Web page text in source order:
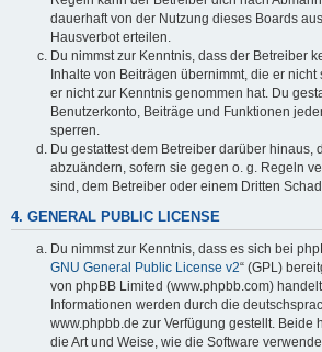
dauerhaft von der Nutzung dieses Boards
Hausverbot erteilen.
Du nimmst zur Kenntnis, dass der Betreiber
Inhalte von Beiträgen übernimmt, die er nicht
er nicht zur Kenntnis genommen hat. Du
Benutzerkonto, Beiträge und Funktionen
sperren.
Du gestattest dem Betreiber darüber hinaus,
abzuändern, sofern sie gegen o. g. Regeln
sind, dem Betreiber oder einem Dritten
4. GENERAL PUBLIC LICENSE
Du nimmst zur Kenntnis, dass es sich bei
GNU General Public License v2“ (GPL)
von phpBB Limited (www.phpbb.com)
Informationen werden durch die
www.phpbb.de zur Verfügung gestellt. Beide
die Art und Weise, wie die Software